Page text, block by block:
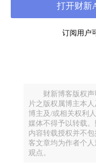
性的研发所需。
订阅用户
打开财新
财新博客版权声
片之版权属博主本
博主及/或相关权利
媒体不得予以转载
内容转载授权并不
客文章均为作者个
观点。